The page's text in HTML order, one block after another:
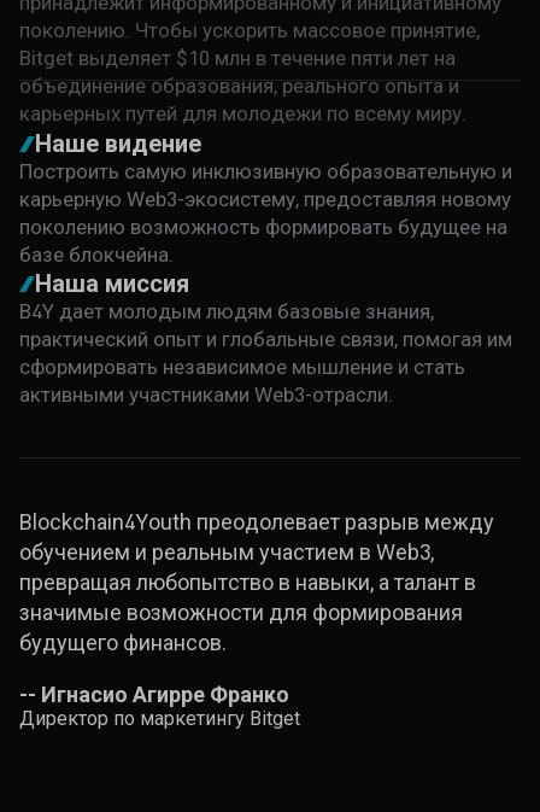
поколению. Чтобы ускорить массовое принятие,
Bitget выделяет $10 млн в течение пяти лет на
объединение образования, реального опыта и
карьерных путей для молодежи по всему миру.
Наше видение
Построить самую инклюзивную образовательную и
карьерную Web3-экосистему, предоставляя новому
поколению возможность формировать будущее на
базе блокчейна.
Наша миссия
B4Y дает молодым людям базовые знания,
практический опыт и глобальные связи, помогая им
сформировать независимое мышление и стать
активными участниками Web3-отрасли.
Blockchain4Youth преодолевает разрыв между
обучением и реальным участием в Web3,
превращая любопытство в навыки, а талант в
значимые возможности для формирования
будущего финансов.
-- Игнасио Агирре Франко
Директор по маркетингу Bitget